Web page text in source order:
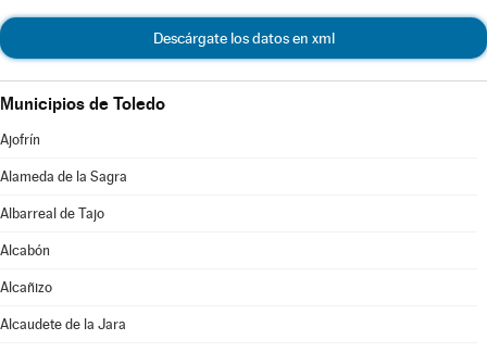
Descárgate los datos en xml
Municipios de Toledo
Ajofrín
Alameda de la Sagra
Albarreal de Tajo
Alcabón
Alcañizo
Alcaudete de la Jara